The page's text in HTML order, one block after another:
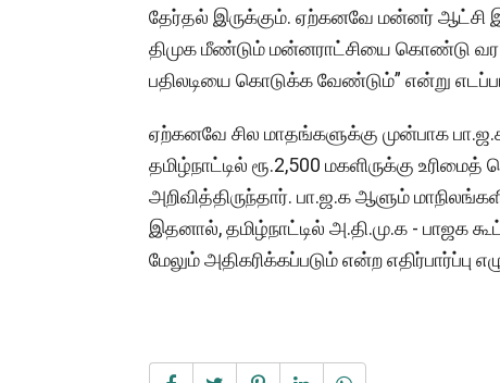
தேர்தல் இருக்கும். ஏற்கனவே மன்னர் ஆட்சி
திமுக மீண்டும் மன்னராட்சியை கொண்டு வர
பதிலடியை கொடுக்க வேண்டும்” என்று
ஏற்கனவே சில மாதங்களுக்கு முன்பாக
தமிழ்நாட்டில் ரூ.2,500 மகளிருக்கு
அறிவித்திருந்தார். பா.ஜ.க ஆளும்
இதனால், தமிழ்நாட்டில் அ.தி.மு.க - பாஜக
மேலும் அதிகரிக்கப்படும் என்ற எதிர்பார்ப்பு